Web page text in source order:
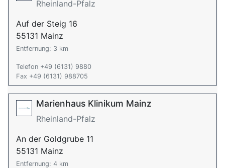
Rheinland-Pfalz
Auf der Steig 16
55131 Mainz
Entfernung: 3 km
Telefon +49 (6131) 9880
Fax +49 (6131) 988705
Marienhaus Klinikum Mainz
Rheinland-Pfalz
An der Goldgrube 11
55131 Mainz
Entfernung: 4 km